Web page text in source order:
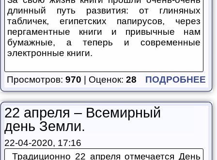
длинный путь развития: от глиняных
табличек, египетских папирусов, через
пергаментные книги и привычные нам
бумажные, а теперь и современные
электронные книги.
Просмотров: 970 | Оценок: 28 ПОДРОБНЕЕ
22 апреля – Всемирный
день Земли.
22-04-2020, 17:16
Традиционно 22 апреля отмечается День